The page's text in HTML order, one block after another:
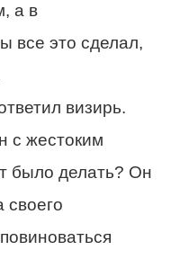
а в
все это сделал,
визирь.
с жестоким
было делать? Он
своего